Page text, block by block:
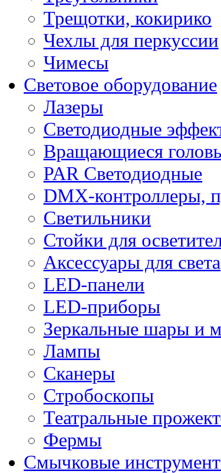
Трещотки, кокирико
Чехлы для перкуссии
Чимесы
Световое оборудование
Лазеры
Светодиодные
Вращающиеся
PAR Светодиодные
DMX-контроллеры,
Светильники
Стойки для
Аксессуары для света
LED-панели
LED-приборы
Зеркальные шары и
Лампы
Сканеры
Стробоскопы
Театральные
Фермы
Смычковые